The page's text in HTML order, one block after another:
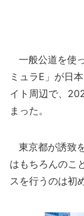
一般公道を使
ミュラE」が日
イト周辺で、
まった。
東京都が誘致
はもちろんのこ
スを行うのは初